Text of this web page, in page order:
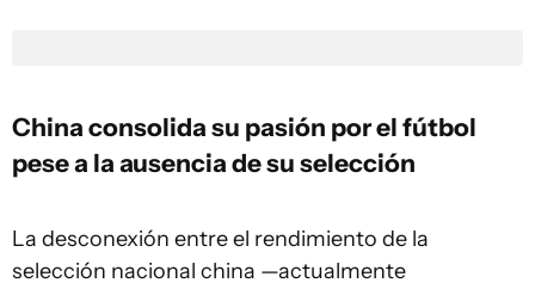
China consolida su pasión por el fútbol
pese a la ausencia de su selección
La desconexión entre el rendimiento de la
selección nacional china —actualmente